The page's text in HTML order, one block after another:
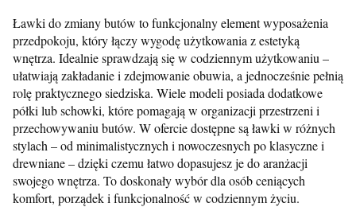
Ławki do zmiany butów to funkcjonalny element wyposażenia
przedpokoju, który łączy wygodę użytkowania z estetyką
wnętrza. Idealnie sprawdzają się w codziennym użytkowaniu –
ułatwiają zakładanie i zdejmowanie obuwia, a jednocześnie pełnią
rolę praktycznego siedziska. Wiele modeli posiada dodatkowe
półki lub schowki, które pomagają w organizacji przestrzeni i
przechowywaniu butów. W ofercie dostępne są ławki w różnych
stylach – od minimalistycznych i nowoczesnych po klasyczne i
drewniane – dzięki czemu łatwo dopasujesz je do aranżacji
swojego wnętrza. To doskonały wybór dla osób ceniących
komfort, porządek i funkcjonalność w codziennym życiu.